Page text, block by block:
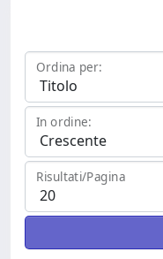
Ordina per:
In ordine:
Risultati/Pagina